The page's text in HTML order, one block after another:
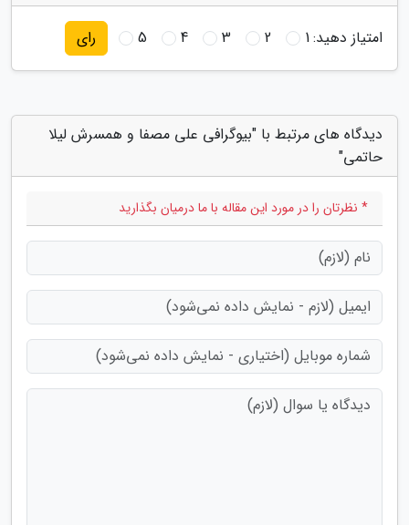
امتیاز دهید:1
2
3
4
5 رای
دیدگاه های مرتبط با "بیوگرافی علی مصفا و همسرش لیلا
حاتمی"
* نظرتان را در مورد این مقاله با ما درمیان بگذارید